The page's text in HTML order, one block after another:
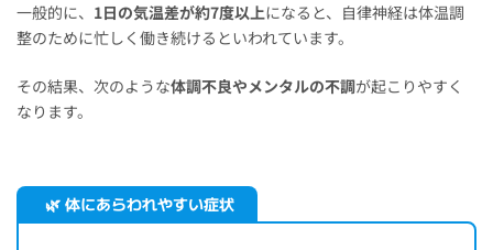
一般的に、 1日の気温差が約7度以上になると、自律神経は体温調
整のために忙しく働き続けるといわれています。
その結果、次のような体調不良やメンタルの不調が起こりやすく
なります。
🌿 体にあらわれやすい症状